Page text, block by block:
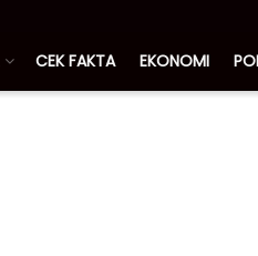
CEK FAKTA EKONOMI